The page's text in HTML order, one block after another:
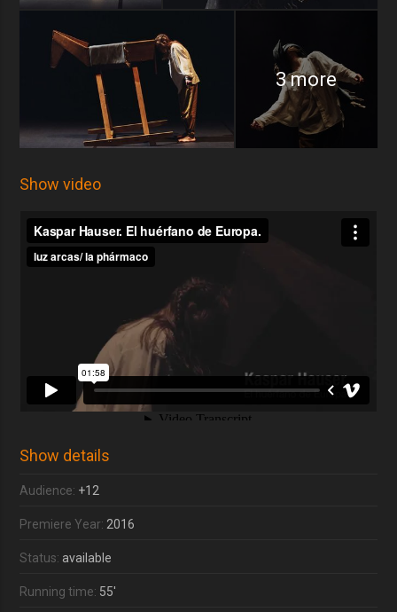
3 more
Show video
Show details
Audience: +12
Premiere Year:2016
Status: available
Running time: 55'